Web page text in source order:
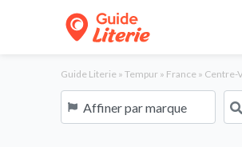
Guide Literie » Tempur » France » Centre-
Affiner par marque